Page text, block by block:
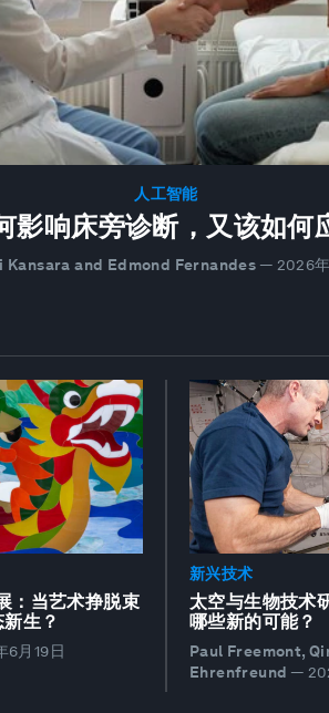
人工智能
影响床旁诊断，又该如何
Kansara and Edmond Fernandes — 2026
：当艺术挣脱束
生？
6月19日
新兴技术
太空与生物技术
哪些新的可能？
Paul Freemont,
Ehrenfreund —